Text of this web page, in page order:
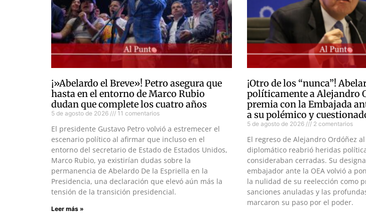
¡»Abelardo el Breve»! Petro asegura que
hasta en el entorno de Marco Rubio
dudan que complete los cuatro años
5 de agosto de 2026 11 comentarios
El presidente Gustavo Petro volvió a estremecer el
escenario político al afirmar que incluso en el
entorno del secretario de Estado de Estados Unidos,
Marco Rubio, ya existirían dudas sobre la
permanencia de Abelardo De la Espriella en la
Presidencia, una declaración que elevó aún más la
tensión de la transición presidencial.
Leer más »
¡Otro de los “nunca”!
políticamente a Alejandro
premia con la Embajada
a su polémico y
5 de agosto de 2026 2 comentarios
El regreso de Alejandro Ordóñez
diplomático reabrió heridas
consideraban cerradas. Su
embajador ante la OEA volvió a
la nulidad de su reelección como
sanciones anuladas y las
marcaron su paso por el poder.